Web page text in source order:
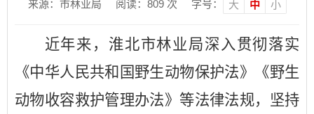
来源：市林业局
阅读： 809次 字号： 大 中 小
近年来， 淮北市林业局深入贯彻落实
《中华人民共和国野生动物保护法》《野生
动物收容救护管理办法》等法律法规，坚持